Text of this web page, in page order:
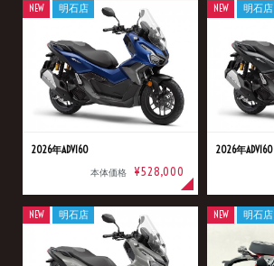
2026年ADV160
本体価格 ¥528,000
NEW 明石店
2026年ADV160
NEW 明石店
NEW 明石店 NEW 明石店